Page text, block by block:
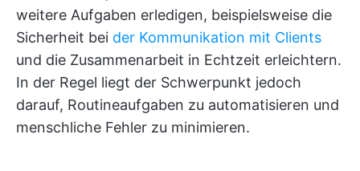
weitere Aufgaben erledigen, beispielsweise die
Sicherheit bei der Kommunikation mit Clients
und die Zusammenarbeit in Echtzeit erleichtern.
In der Regel liegt der Schwerpunkt jedoch
darauf, Routineaufgaben zu automatisieren und
menschliche Fehler zu minimieren.